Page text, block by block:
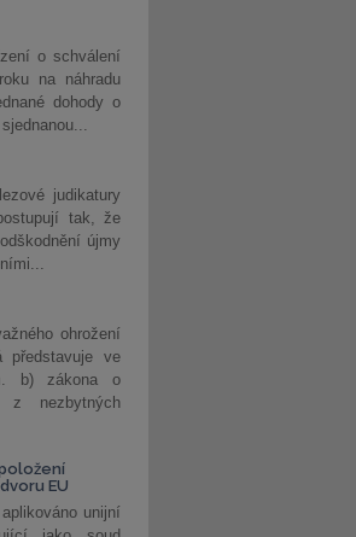
o schválení
na náhradu
dohody o
judikatury
tak, že
újmy
ohrožení
představuje ve
b) zákona o
z nezbytných
EU
unijní